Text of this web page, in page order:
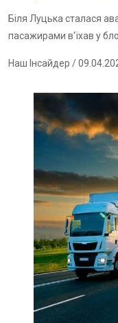
Біля Луцька сталася
пасажирами в'їхав у
Наш Інсайдер /